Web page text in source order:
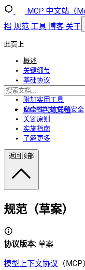
MCP 中文站（
档 规范 工具 博客 关于
MCP中文文档
此页上
概述
关键细节
基础协议
功能
附加实用工具
安全性与信任和安全
关键原则
实施指南
了解更多
返回顶部
规范（草案）
协议版本: 草案
模型上下文协议 （